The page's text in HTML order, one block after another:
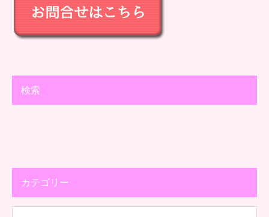
検索
カテゴリー